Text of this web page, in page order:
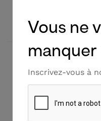
100% Origine
pour la grande majorité de
nos produits
Vous ne
manquer
Inscrivez-vous à